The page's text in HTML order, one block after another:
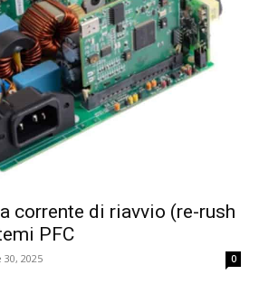
corrente di riavvio (re-rush
PFC
2025 0